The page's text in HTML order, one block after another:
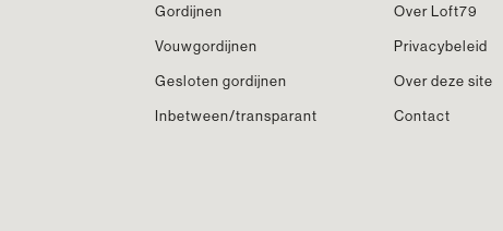
Gordijnen
Vouwgordijnen
Gesloten gordijnen
Inbetween/transparant
Over Loft79
Privacybeleid
Over deze site
Contact